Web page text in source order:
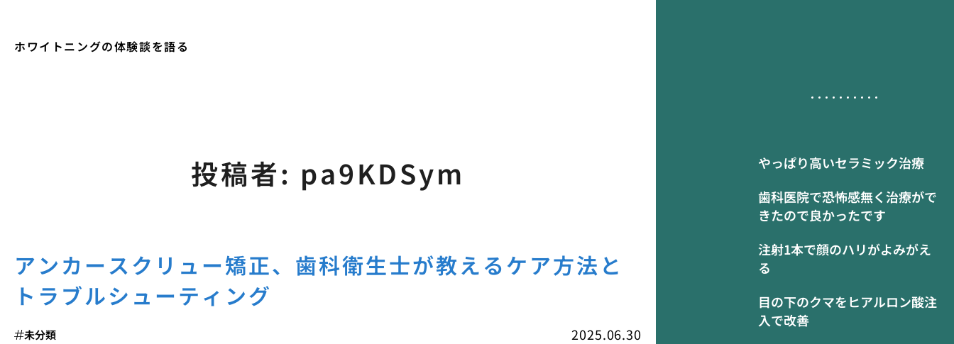
ホワイトニングの体験談を語る
やっぱり高いセラミック治療
歯科医院で恐怖感無く治療がで
きたので良かったです
注射1本で顔のハリがよみがえ
る
目の下のクマをヒアルロン酸注
入で改善
投稿者: pa9KDSym
アンカースクリュー矯正、歯科衛生士が教えるケア方法と
トラブルシューティング
2025.06.30
未分類